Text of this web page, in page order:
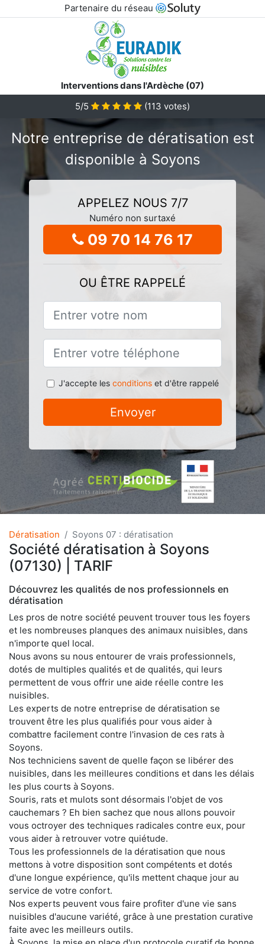
Partenaire du réseau
Interventions dans l'Ardèche (07)
5/5
(113 votes)
Notre entreprise de dératisation est
disponible à Soyons
APPELEZ NOUS 7/7
Numéro non surtaxé
09 70 14 76 17
OU ÊTRE RAPPELÉ
J'accepte les conditionset d'être rappelé
Envoyer
Dératisation Soyons 07 : dératisation
Société dératisation à Soyons
(07130) | TARIF
Découvrez les qualités de nos professionnels en
dératisation
Les pros de notre société peuvent trouver tous les foyers
et les nombreuses planques des animaux nuisibles, dans
n'importe quel local.
Nous avons su nous entourer de vrais professionnels,
dotés de multiples qualités et de qualités, qui leurs
permettent de vous offrir une aide réelle contre les
nuisibles.
Les experts de notre entreprise de dératisation se
trouvent être les plus qualifiés pour vous aider à
combattre facilement contre l'invasion de ces rats à
Soyons.
Nos techniciens savent de quelle façon se libérer des
nuisibles, dans les meilleures conditions et dans les délais
les plus courts à Soyons.
Souris, rats et mulots sont désormais l'objet de vos
cauchemars ? Eh bien sachez que nous allons pouvoir
vous octroyer des techniques radicales contre eux, pour
vous aider à retrouver votre quiétude.
Tous les professionnels de la dératisation que nous
mettons à votre disposition sont compétents et dotés
d'une longue expérience, qu'ils mettent chaque jour au
service de votre confort.
Nos experts peuvent vous faire profiter d'une vie sans
nuisibles d'aucune variété, grâce à une prestation curative
faite avec les meilleurs outils.